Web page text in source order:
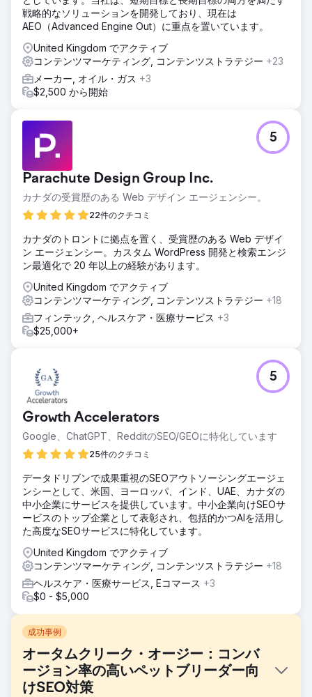
戦略的なソリューションを開発しており、現在は
AEO（Advanced Engine Out）に重点を置いています。
United Kingdom でアクティブ
コンテンツマーケティング, コンテンツストラテジー +23
メーカー, オイル・ガス +3
$2,500 から開始
Parachute Design Group Inc.
カナダの受賞歴のある Web デザイン エージェンシー。
22件のクチコミ
5
カナダのトロントに拠点を置く、受賞歴のある Web デザイ
ン エージェンシー。カスタム WordPress 開発と検索エンジ
ン最適化で 20 年以上の経験があります。
United Kingdom でアクティブ
コンテンツマーケティング, コンテンツストラテジー +18
フィンテック, ヘルスケア・医療サービス +3
$25,000+
Growth Accelerators
Google、ChatGPT、RedditのSEO/GEOに特化しています
25件のクチコミ
5
データドリブンで成果重視のSEOアウトソーシングエージェ
ンシーとして、米国、ヨーロッパ、インド、UAE、カナダの
中小企業にサービスを提供しています。中小企業向けSEOサ
ービスのトップ企業として表彰され、包括的かつAIを活用し
た高度なSEOサービスに特化しています。
United Kingdom でアクティブ
コンテンツマーケティング, コンテンツストラテジー +18
ヘルスケア・医療サービス, Eコマース +3
$0 - $5,000
成功事例
オータムクリーク・オージー：コンバ
ージョン率の高いペットブリーダー向
けSEO対策